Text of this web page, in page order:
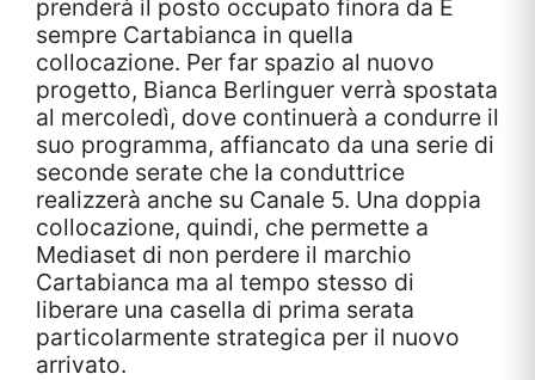
prenderà il posto occupato finora da È
sempre Cartabianca in quella
collocazione. Per far spazio al nuovo
progetto, Bianca Berlinguer verrà spostata
al mercoledì, dove continuerà a condurre il
suo programma, affiancato da una serie di
seconde serate che la conduttrice
realizzerà anche su Canale 5. Una doppia
collocazione, quindi, che permette a
Mediaset di non perdere il marchio
Cartabianca ma al tempo stesso di
liberare una casella di prima serata
particolarmente strategica per il nuovo
arrivato.